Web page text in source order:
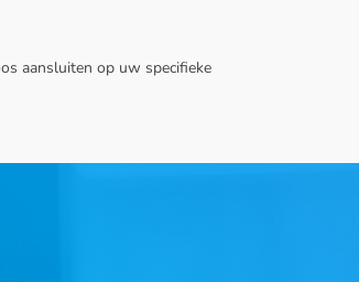
aansluiten op uw specifieke